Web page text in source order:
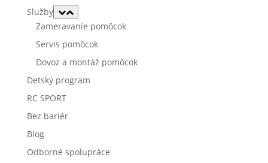
Služby
Zameravanie pomôcok
Servis pomôcok
Dovoz a montáž pomôcok
Detský program
RC SPORT
Bez bariér
Blog
Odborné spolupráce